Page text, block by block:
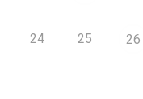
24 25 26